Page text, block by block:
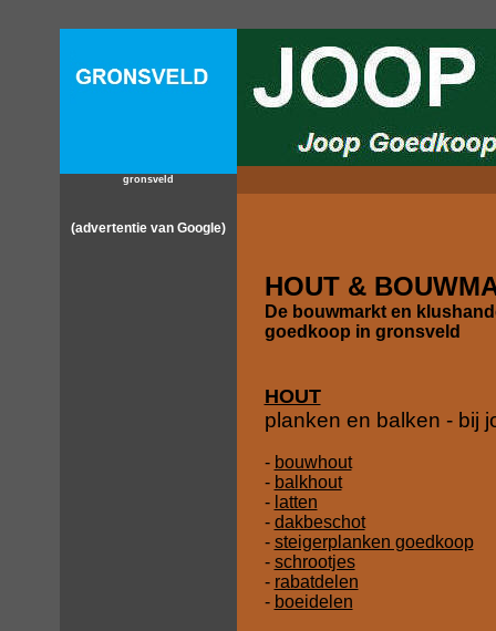
gronsveld
(advertentie van Google)
HOUT &
De bouwmarkt en
goedkoop in gronsveld
HOUT
planken en balken - bij
- bouwhout
- balkhout
- latten
- dakbeschot
- steigerplanken goedkoop
- schrootjes
- rabatdelen
- boeidelen